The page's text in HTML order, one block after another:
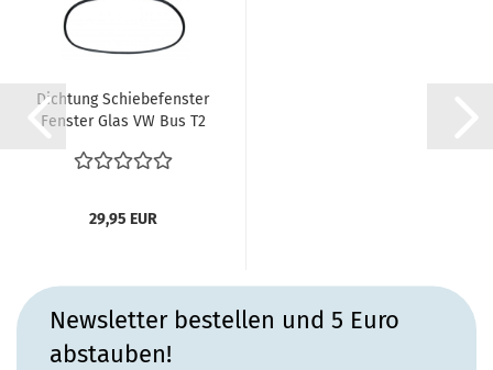
Dichtung Schiebefenster
Fenster Glas VW Bus T2
29,95 EUR
Newsletter bestellen und 5 Euro
abstauben!